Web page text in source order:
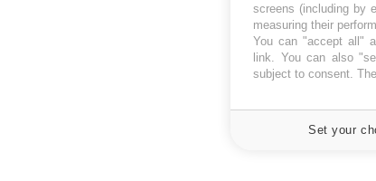
screens (including by
measuring their
You can "accept all"
link. You can also
subject to consent.
Set your